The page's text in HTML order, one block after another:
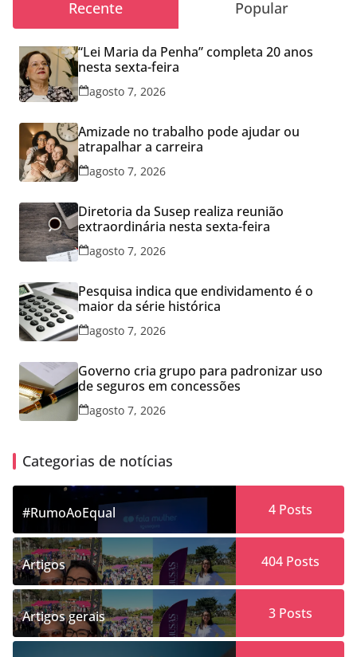
Recente Popular
“Lei Maria da Penha” completa 20 anos
nesta sexta-feira
agosto 7, 2026
Amizade no trabalho pode ajudar ou
atrapalhar a carreira
agosto 7, 2026
Diretoria da Susep realiza reunião
extraordinária nesta sexta-feira
agosto 7, 2026
Pesquisa indica que endividamento é o
maior da série histórica
agosto 7, 2026
Governo cria grupo para padronizar uso
de seguros em concessões
agosto 7, 2026
Categorias de notícias
#RumoAoEqual 4Posts
Artigos 404Posts
Artigos gerais 3Posts